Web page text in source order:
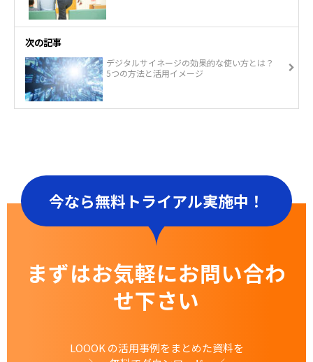
次の記事
デジタルサイネージの効果的な使い方とは？
5つの方法と活用イメージ
今なら無料トライアル実施中！
まずはお気軽にお問い合わ
せ下さい
LOOOK の活用事例をまとめた資料を